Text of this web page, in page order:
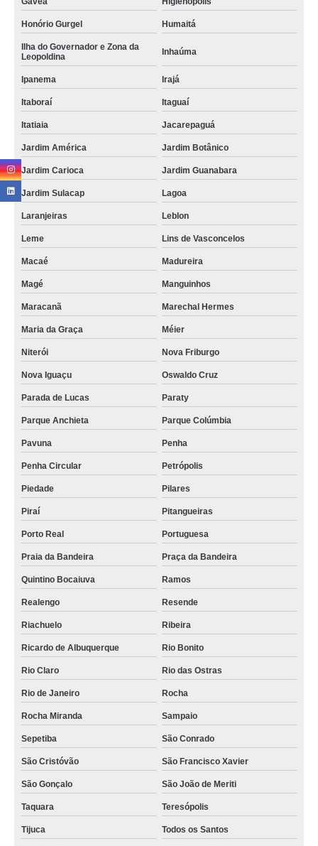
distribuidores de escova de cabos para piso elevado bipartida Vila Andrade
fornecedores de escova passa cabos para piso elevado Itatiaia
distribuidores de escova passa cabos com vedação Realengo
escovas passa cabos retangulares Engenho Novo
escova de passagem de cabos para piso elevado São Domingos
distribuidores de escova para passagem de cabos Artur Alvim
escovas passa cabos com vedação Vila Sônia
distribuidores de escova passa cabos quadrada Vinhedo
escova passa cabos com vedação Ramos
Honório Gurgel Humaitá
Ilha do Governador e Zona da
Leopoldina
Inhaúma
Ipanema Irajá
Itaboraí Itaguaí
Itatiaia Jacarepaguá
Jardim América Jardim Botânico
Jardim Carioca Jardim Guanabara
Jardim Sulacap Lagoa
Laranjeiras Leblon
Leme Lins de Vasconcelos
Macaé Madureira
Magé Manguinhos
Maracanã Marechal Hermes
Maria da Graça Méier
Niterói Nova Friburgo
Nova Iguaçu Oswaldo Cruz
Parada de Lucas Paraty
Parque Anchieta Parque Colúmbia
Pavuna Penha
Penha Circular Petrópolis
Piedade Pilares
Piraí Pitangueiras
Porto Real Portuguesa
Praia da Bandeira Praça da Bandeira
Quintino Bocaiuva Ramos
Realengo Resende
Riachuelo Ribeira
Ricardo de Albuquerque Rio Bonito
Rio Claro Rio das Ostras
Rio de Janeiro Rocha
Rocha Miranda Sampaio
Sepetiba São Conrado
São Cristóvão São Francisco Xavier
São Gonçalo São João de Meriti
Taquara Teresópolis
Tijuca Todos os Santos